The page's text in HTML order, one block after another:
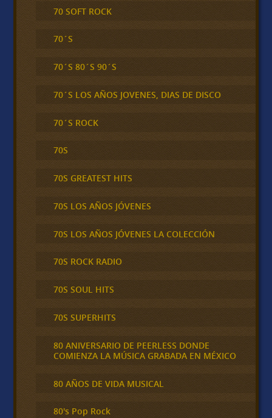
70 SOFT ROCK
70´S
70´S 80´S 90´S
70´S LOS AÑOS JOVENES, DIAS DE DISCO
70´S ROCK
70S
70S GREATEST HITS
70S LOS AÑOS JÓVENES
70S LOS AÑOS JÓVENES LA COLECCIÓN
70S ROCK RADIO
70S SOUL HITS
70S SUPERHITS
80 ANIVERSARIO DE PEERLESS DONDE
COMIENZA LA MÚSICA GRABADA EN MÉXICO
80 AÑOS DE VIDA MUSICAL
80's Pop Rock